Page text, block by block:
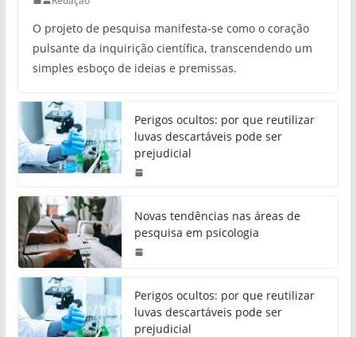
O projeto de pesquisa manifesta-se como o coração
pulsante da inquirição científica, transcendendo um
simples esboço de ideias e premissas.
Perigos ocultos: por que reutilizar
luvas descartáveis pode ser
prejudicial
Novas tendências nas áreas de
pesquisa em psicologia
Perigos ocultos: por que reutilizar
luvas descartáveis pode ser
prejudicial